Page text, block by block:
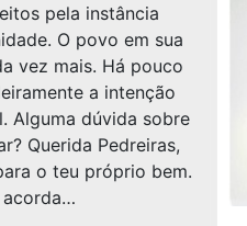
pela instância
O povo em sua
vez mais. Há pouco
a intenção
Alguma dúvida sobre
Querida Pedreiras,
o teu próprio bem.
acorda…